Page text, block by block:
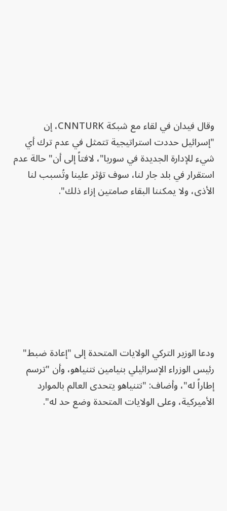
وقال فيدان في لقاء مع شبكة CNNTURK، إن
"إسرائيل حددت استراتيجية تتمثل في عدم ترك أي
شيء للإدارة الجديدة في سوريا"، لافتاً إلى أن" حالة عدم
استقرار في بلد جار لنا، سوف تؤثر علينا وتُسبب لنا
الأذى، ولا يمكننا البقاء صامتين إزاء ذلك".
ودعا الوزير التركي الولايات المتحدة إلى "إعادة ضبط"
رئيس الوزراء الإسرائيلي بنيامين نتنياهو، وأن "ترسم
إطاراً له"، وأضاف: "نتنياهو يتحدى العالم بالموارد
الأميركية، وعلى الولايات المتحدة وضع حد له".